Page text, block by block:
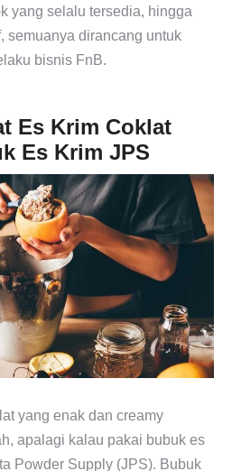
yang selalu tersedia, hingga
semuanya dirancang untuk
bisnis FnB.
Es Krim Coklat
Es Krim JPS
yang enak dan creamy
apalagi kalau pakai bubuk es
Powder Supply (JPS). Bubuk